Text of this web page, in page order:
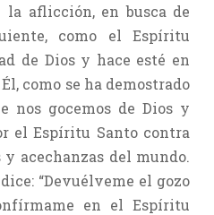
la aflicción, en busca de
como el Espíritu
de Dios y hace esté en
como se ha demostrado
nos gocemos de Dios y
el Espíritu Santo contra
acechanzas del mundo.
“Devuélveme el gozo
en el Espíritu